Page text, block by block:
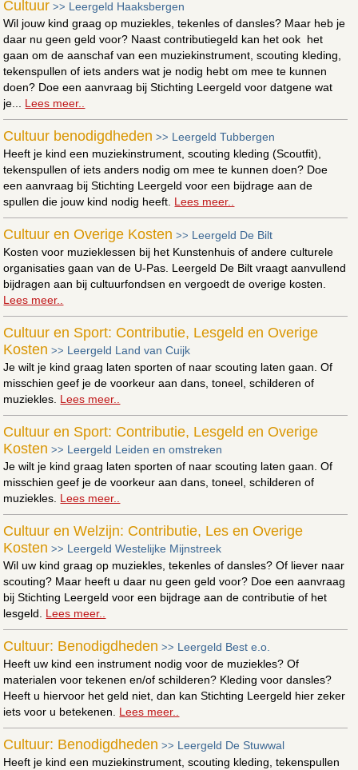
Cultuur >> Leergeld Haaksbergen
Wil jouw kind graag op muziekles, tekenles of dansles? Maar heb je
daar nu geen geld voor? Naast contributiegeld kan het ook het
gaan om de aanschaf van een muziekinstrument, scouting kleding,
tekenspullen of iets anders wat je nodig hebt om mee te kunnen
doen? Doe een aanvraag bij Stichting Leergeld voor datgene wat
je... Lees meer..
Cultuur benodigdheden >> Leergeld Tubbergen
Heeft je kind een muziekinstrument, scouting kleding (Scoutfit),
tekenspullen of iets anders nodig om mee te kunnen doen? Doe
een aanvraag bij Stichting Leergeld voor een bijdrage aan de
spullen die jouw kind nodig heeft. Lees meer..
Cultuur en Overige Kosten >> Leergeld De Bilt
Kosten voor muzieklessen bij het Kunstenhuis of andere culturele
organisaties gaan van de U-Pas. Leergeld De Bilt vraagt aanvullend
bijdragen aan bij cultuurfondsen en vergoedt de overige kosten.
Lees meer..
Cultuur en Sport: Contributie, Lesgeld en Overige
Kosten >> Leergeld Land van Cuijk
Je wilt je kind graag laten sporten of naar scouting laten gaan. Of
misschien geef je de voorkeur aan dans, toneel, schilderen of
muziekles. Lees meer..
Cultuur en Sport: Contributie, Lesgeld en Overige
Kosten >> Leergeld Leiden en omstreken
Je wilt je kind graag laten sporten of naar scouting laten gaan. Of
misschien geef je de voorkeur aan dans, toneel, schilderen of
muziekles. Lees meer..
Cultuur en Welzijn: Contributie, Les en Overige
Kosten >> Leergeld Westelijke Mijnstreek
Wil uw kind graag op muziekles, tekenles of dansles? Of liever naar
scouting? Maar heeft u daar nu geen geld voor? Doe een aanvraag
bij Stichting Leergeld voor een bijdrage aan de contributie of het
lesgeld. Lees meer..
Cultuur: Benodigdheden >> Leergeld Best e.o.
Heeft uw kind een instrument nodig voor de muziekles? Of
materialen voor tekenen en/of schilderen? Kleding voor dansles?
Heeft u hiervoor het geld niet, dan kan Stichting Leergeld hier zeker
iets voor u betekenen. Lees meer..
Cultuur: Benodigdheden >> Leergeld De Stuwwal
Heeft je kind een muziekinstrument, scouting kleding, tekenspullen